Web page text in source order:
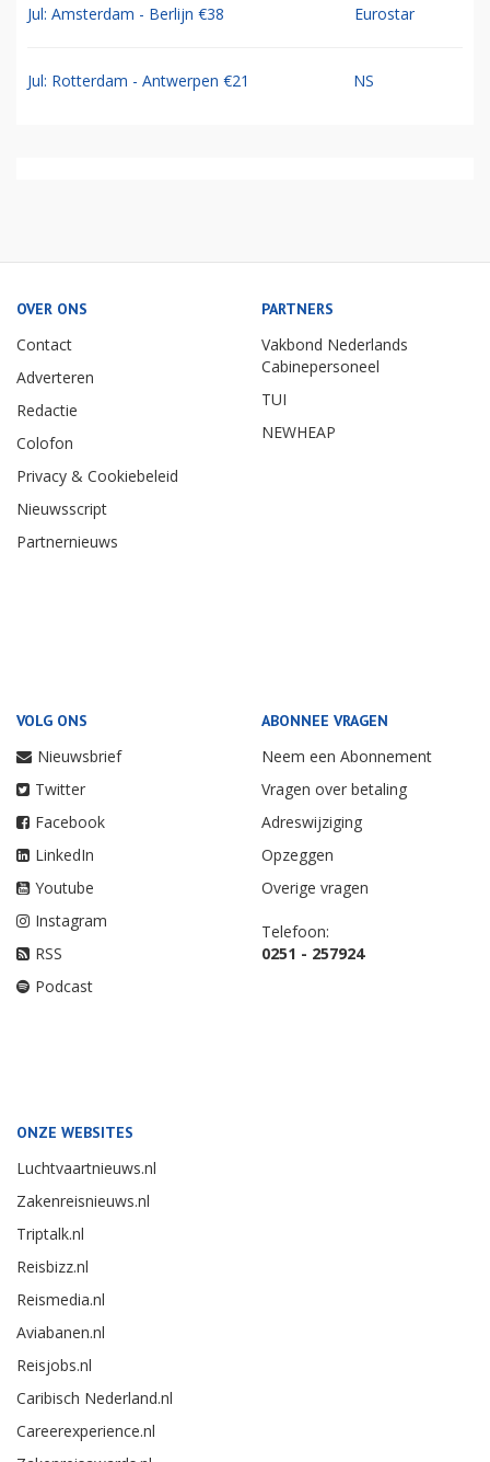
Jul: Amsterdam - Berlijn €38 Eurostar
Jul: Rotterdam - Antwerpen €21 NS
OVER ONS
Contact
Adverteren
Redactie
Colofon
Privacy & Cookiebeleid
Nieuwsscript
Partnernieuws
PARTNERS
Vakbond Nederlands
Cabinepersoneel
TUI
NEWHEAP
VOLG ONS
Nieuwsbrief
Twitter
Facebook
LinkedIn
Youtube
Instagram
RSS
Podcast
ABONNEE VRAGEN
Neem een Abonnement
Vragen over betaling
Adreswijziging
Opzeggen
Overige vragen
Telefoon:
0251 - 257924
ONZE WEBSITES
Luchtvaartnieuws.nl
Zakenreisnieuws.nl
Triptalk.nl
Reisbizz.nl
Reismedia.nl
Aviabanen.nl
Reisjobs.nl
Caribisch Nederland.nl
Careerexperience.nl